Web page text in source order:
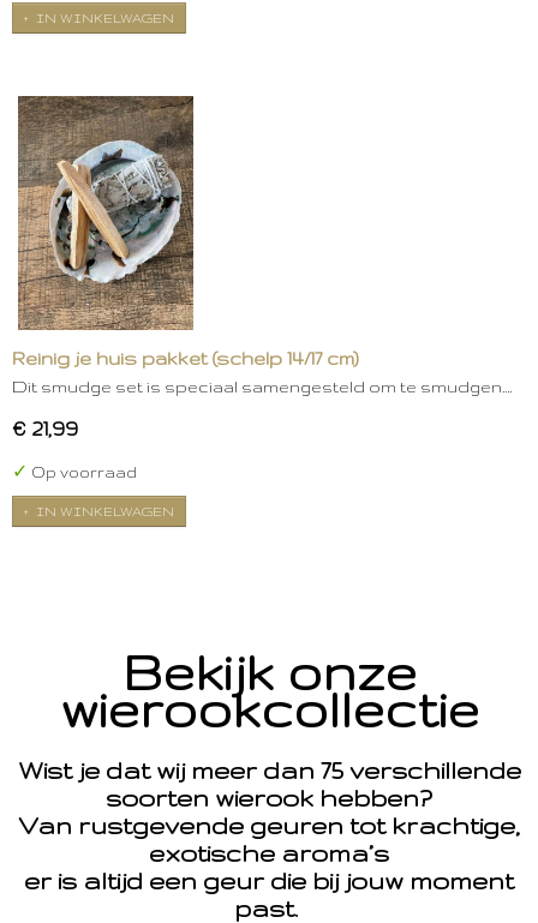
IN WINKELWAGEN
Reinig je huis pakket (schelp 14/17 cm)
Dit smudge set is speciaal samengesteld om te smudgen.…
€ 21,99
✓ Op voorraad
IN WINKELWAGEN
Bekijk onze
wierookcollectie
Wist je dat wij meer dan 75 verschillende
soorten wierook hebben?
Van rustgevende geuren tot krachtige,
exotische aroma’s
er is altijd een geur die bij jouw moment
past.